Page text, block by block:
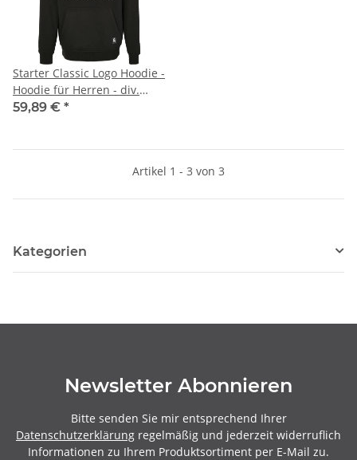
Starter Classic Logo Hoodie -
Hoodie für Herren - div.
Farben (XS-XXL)
59,89 € *
Artikel 1 - 3 von 3
Kategorien
Newsletter Abonnieren
Bitte senden Sie mir entsprechend Ihrer
Datenschutzerklärung regelmäßig und jederzeit widerruflich
Informationen zu Ihrem Produktsortiment per E-Mail zu.